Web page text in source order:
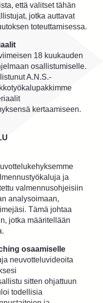
että valitset tähän
jotka auttavat
toteuttamisessa.
18 kuukauden
osallistumiselle.
A.N.S.-
kertaamiseen.
ja
valmennusohjeisiin
analysoimaan,
Tämä johtaa
jotka määritellään
osaamiselle
neuvotteluvideoita
sitten ohjattuun
todellisia